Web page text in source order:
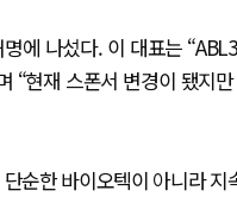
에 나섰다. 이 대표는
“현재 스폰서 변경이 됐지
순한 바이오텍이 아니라